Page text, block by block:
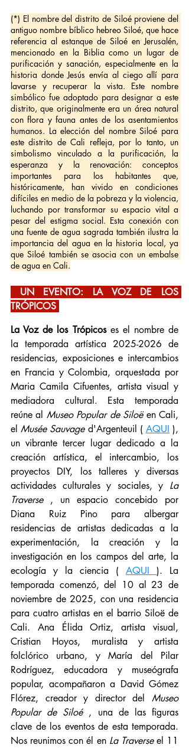
(*) El nombre del distrito de Siloé proviene del
antiguo nombre bíblico hebreo Siloé, que hace
referencia al estanque de Siloé en Jerusalén,
mencionado en la Biblia como un lugar de
purificación y sanación, especialmente en la
historia donde Jesús envía al ciego allí para
lavarse y recuperar la vista. Este nombre
simbólico fue adoptado para designar a este
distrito, que originalmente era un área natural
con flora y fauna antes de los asentamientos
humanos. La elección del nombre Siloé para
este distrito de Cali refleja, por lo tanto, un
simbolismo vinculado a la purificación, la
esperanza y la renovación: conceptos
importantes para los habitantes que,
históricamente, han vivido en condiciones
difíciles en medio de la pobreza y la violencia,
luchando por transformar su espacio vital a
pesar del estigma social. Esta conexión con
una fuente de agua sagrada también ilustra la
importancia del agua en la historia local, ya
que Siloé también se asocia con un embalse
de agua en Cali.
TRÓPICOS
La Voz de los Trópicos es el nombre de
la temporada artística 2025-2026 de
residencias, exposiciones e intercambios
en Francia y Colombia, orquestada por
Maria Camila Cifuentes, artista visual y
mediadora cultural. Esta temporada
reúne al Museo Popular de Siloë en Cali,
el Musée Sauvage d'Argenteuil ( AQUI
un vibrante tercer lugar dedicado a la
creación artística, el intercambio, los
proyectos DIY, los talleres y diversas
actividades culturales y sociales, y La
Traverse , un espacio concebido por
Diana Ruiz Pino para albergar
residencias de artistas dedicadas a la
experimentación, la creación y la
investigación en los campos del arte, la
ecología y la ciencia ( AQUI ). La
temporada comenzó, del 10 al 23 de
noviembre de 2025, con una residencia
para cuatro artistas en el barrio Siloë de
Cali. Ana Élida Ortiz, artista visual,
Cristian Hoyos, muralista y artista
folclórico urbano, y María del Pilar
Rodríguez, educadora y museógrafa
popular, acompañaron a David Gómez
Flórez, creador y director del Museo
Popular de Siloé , una de las figuras
clave de los eventos de esta temporada.
Nos reunimos con él en La Traverse el 11